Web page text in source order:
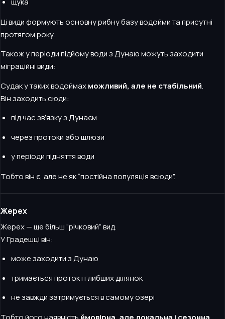
Ці види формують основну рибну базу водойми та присутні
протягом року.
Також у періоди підйому води з Дунаю можуть заходити
міграційні види:
Судак у таких водоймахможливий, але не стабільний.
Він заходить сюди:
під час зв’язку з Дунаєм
через протоки або шлюзи
у періоди підняття води
Тобто він є, але не як “постійна популяція всюди”.
Жерех
Жерех — ще більш “річковий” вид.
У Градешці він:
може заходити з Дунаю
тримається проток і глибших ділянок
не завжди затримується в самому озері